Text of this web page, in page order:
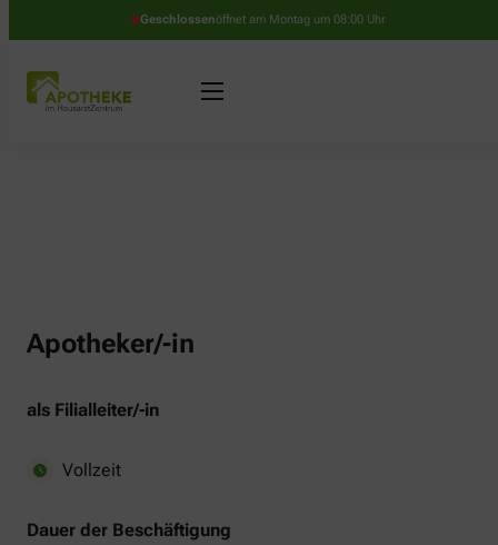
Geschlossenöffnet am Montag um 08:00 Uhr
Apotheker/-in
als Filialleiter/-in
Vollzeit
Dauer der Beschäftigung